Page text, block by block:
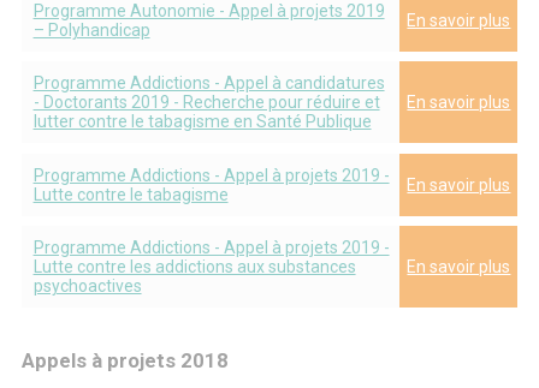
Programme Autonomie - Appel à projets 2019
– Polyhandicap
En savoir plus
Programme Addictions - Appel à candidatures
- Doctorants 2019 - Recherche pour réduire et
lutter contre le tabagisme en Santé Publique
En savoir plus
Programme Addictions - Appel à projets 2019 -
Lutte contre le tabagisme
En savoir plus
Programme Addictions - Appel à projets 2019 -
Lutte contre les addictions aux substances
psychoactives
En savoir plus
Appels à projets 2018